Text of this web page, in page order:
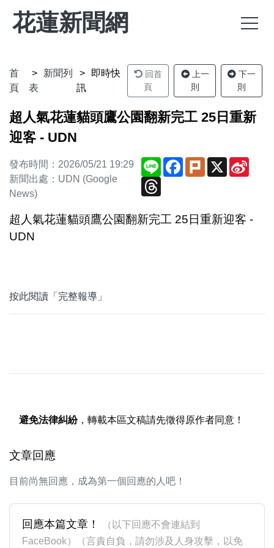
花蓮新聞網
首
頁
新聞列
表
即時快
訊
回首
頁
上一
則
下一
則
超人氣花蓮貓頭鷹公園翻新完工 25日重新
迎客 - UDN
發布時間：2026/05/21 19:29
新聞出處：UDN (Google
News)
Line Facebook
Plurk X
超人氣花蓮貓頭鷹公園翻新完工 25日重新迎客 -
UDN
按此閱讀「完整報導」
避免法律糾紛，轉載本區文稿請先徵得原作者同意！
文章回應
目前尚無回應，成為第一個回應的人吧！
回應本篇文章！
（以下回應不會連結到
FaceBook）（言責自負，請勿涉及人身攻擊，以免